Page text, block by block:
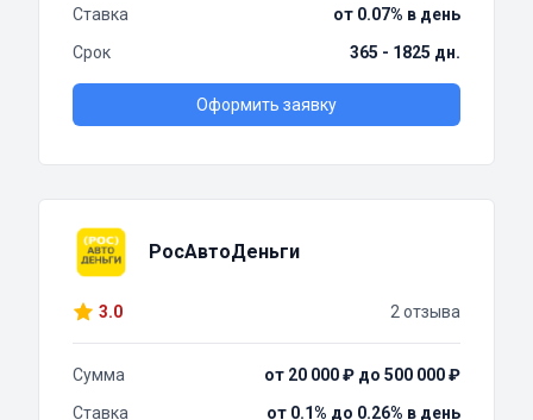
Ставка
от 0.07% в день
Срок
365 - 1825 дн.
Оформить заявку
РосАвтоДеньги
3.0 2 отзыва
Сумма
от 20 000 ₽ до 500 000 ₽
Ставка
от 0.1% до 0.26% в день